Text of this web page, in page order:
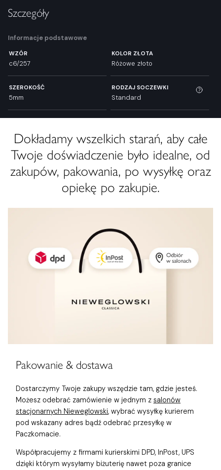
Szczegóły
Informacje podstawowe
WZÓR
c6/257
KOLOR ZŁOTA
Różowe złoto
SZEROKOŚĆ
5mm
RODZAJ SOCZEWKI
Standard
Dokładamy wszelkich starań, aby całe
Twoje doświadczenie było idealne, od
zakupów, pakowania, po wysyłkę oraz
opiekę po zakupie.
Pakowanie & dostawa
Dostarczymy Twoje zakupy wszędzie tam, gdzie jesteś.
Możesz odebrać zamówienie w jednym z salonów
stacjonarnych Nieweglowski, wybrać wysyłkę kurierem
pod wskazany adres bądź odebrać przesyłkę w
Paczkomacie.
Współpracujemy z firmami kurierskimi DPD, InPost, UPS
dzięki którym wysyłamy biżuterię nawet poza granice